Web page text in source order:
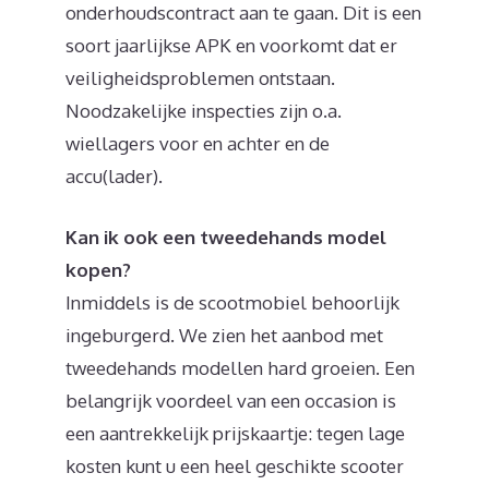
onderhoudscontract aan te gaan. Dit is een
soort jaarlijkse APK en voorkomt dat er
veiligheidsproblemen ontstaan.
Noodzakelijke inspecties zijn o.a.
wiellagers voor en achter en de
accu(lader).
Kan ik ook een tweedehands model
kopen?
Inmiddels is de scootmobiel behoorlijk
ingeburgerd. We zien het aanbod met
tweedehands modellen hard groeien. Een
belangrijk voordeel van een occasion is
een aantrekkelijk prijskaartje: tegen lage
kosten kunt u een heel geschikte scooter